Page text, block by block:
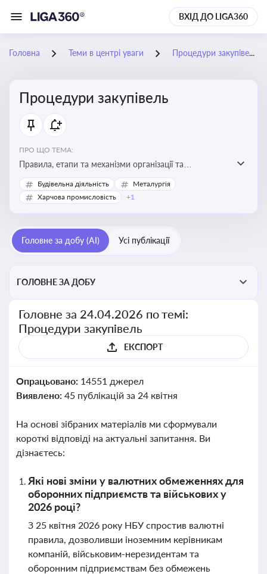
ВХІД ДО LIGA360
Головна Теми в центрі уваги Процедури закупівель
Процедури закупівель
ПРО ЩО ТЕМА:
Правила, етапи та механізми організації та
проведення закупівель товарів, робіт та послуг за
державні чи публічні кошти
Будівельна діяльність
Металургія
Харчова промисловість
+1
Головне за добу (AI) Усі публікації
ГОЛОВНЕ ЗА ДОБУ
Головне за 24.04.2026 по темі:
Процедури закупівель
ЕКСПОРТ
Опрацьовано: 14551 джерел
Виявлено: 45 публікацій за 24 квітня
На основі зібраних матеріалів ми сформували
короткі відповіді на актуальні запитання. Ви
дізнаєтесь:
Які нові зміни у валютних обмеженнях для
оборонних підприємств та військових у
2026 році?
З 25 квітня 2026 року НБУ спростив валютні
правила, дозволивши іноземним керівникам
компаній, військовим-нерезидентам та
оборонним підприємствам без обмежень